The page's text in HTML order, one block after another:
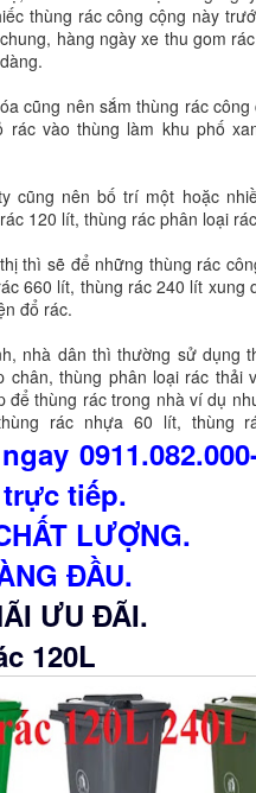
thùng rác công cộng này
hàng ngày xe thu gom
cũng nên sắm thùng rác
rác vào thùng làm khu phố
cũng nên bố trí một hoặc
120 lít, thùng rác phân loại rác
thì sẽ để những thùng rác
660 lít, thùng rác 240 lít xung
đổ rác.
nhà dân thì thường sử dụng
chân, thùng phân loại rác thải
để thùng rác trong nhà ví dụ
rác nhựa 60 lít, thùng
tiếp.
LƯỢNG.
ĐẦU.
ƯU ĐÃI.
120L